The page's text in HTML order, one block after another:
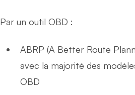
Par un outil OBD :
ABRP (A Better Route
avec la majorité des
OBD